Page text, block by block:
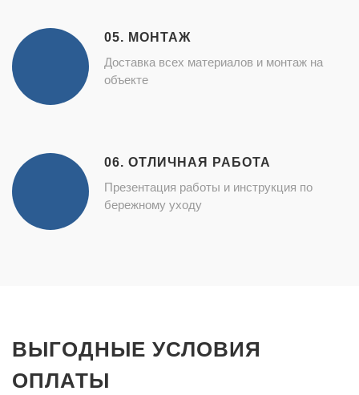
05. МОНТАЖ
Доставка всех материалов и монтаж на
объекте
06. ОТЛИЧНАЯ РАБОТА
Презентация работы и инструкция по
бережному уходу
ВЫГОДНЫЕ УСЛОВИЯ
ОПЛАТЫ